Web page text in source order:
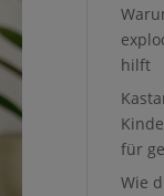
hilft
für
Wie